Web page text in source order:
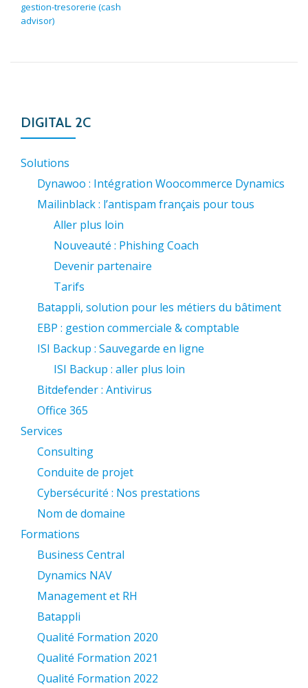
gestion-tresorerie (cash
advisor)
DIGITAL 2C
Solutions
Dynawoo : Intégration Woocommerce Dynamics
Mailinblack : l’antispam français pour tous
Aller plus loin
Nouveauté : Phishing Coach
Devenir partenaire
Tarifs
Batappli, solution pour les métiers du bâtiment
EBP : gestion commerciale & comptable
ISI Backup : Sauvegarde en ligne
ISI Backup : aller plus loin
Bitdefender : Antivirus
Office 365
Services
Consulting
Conduite de projet
Cybersécurité : Nos prestations
Nom de domaine
Formations
Business Central
Dynamics NAV
Management et RH
Batappli
Qualité Formation 2020
Qualité Formation 2021
Qualité Formation 2022